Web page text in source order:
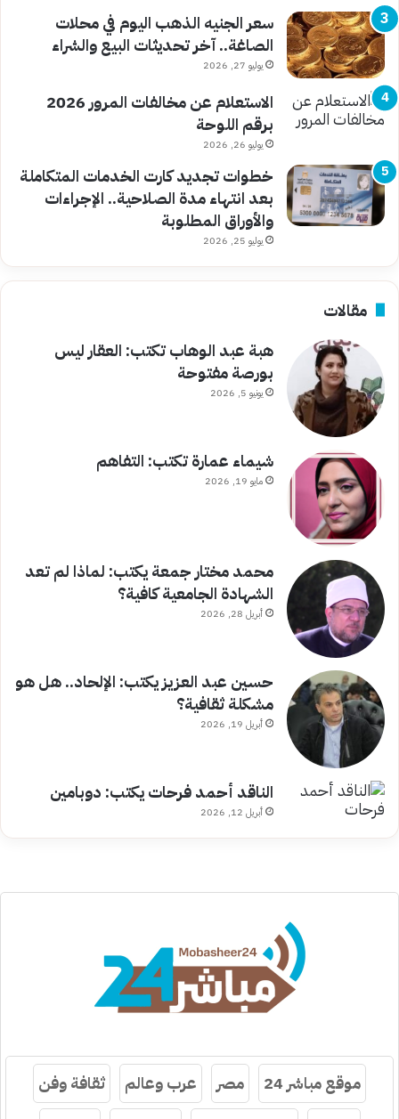
سعر الجنيه الذهب اليوم في محلات
الصاغة.. آخر تحديثات البيع والشراء
يوليو 27, 2026
الاستعلام عن مخالفات المرور 2026
برقم اللوحة
يوليو 26, 2026
خطوات تجديد كارت الخدمات المتكاملة
بعد انتهاء مدة الصلاحية.. الإجراءات
والأوراق المطلوبة
يوليو 25, 2026
مقالات
هبة عبد الوهاب تكتب: العقار ليس
بورصة مفتوحة
يونيو 5, 2026
شيماء عمارة تكتب: التفاهم
مايو 19, 2026
محمد مختار جمعة يكتب: لماذا لم تعد
الشهادة الجامعية كافية؟
أبريل 28, 2026
حسين عبد العزيز يكتب: الإلحاد.. هل هو
مشكلة ثقافية؟
أبريل 19, 2026
الناقد أحمد فرحات يكتب: دوبامين
أبريل 12, 2026
موقع مباشر 24 مصر عرب وعالم
ثقافة وفن